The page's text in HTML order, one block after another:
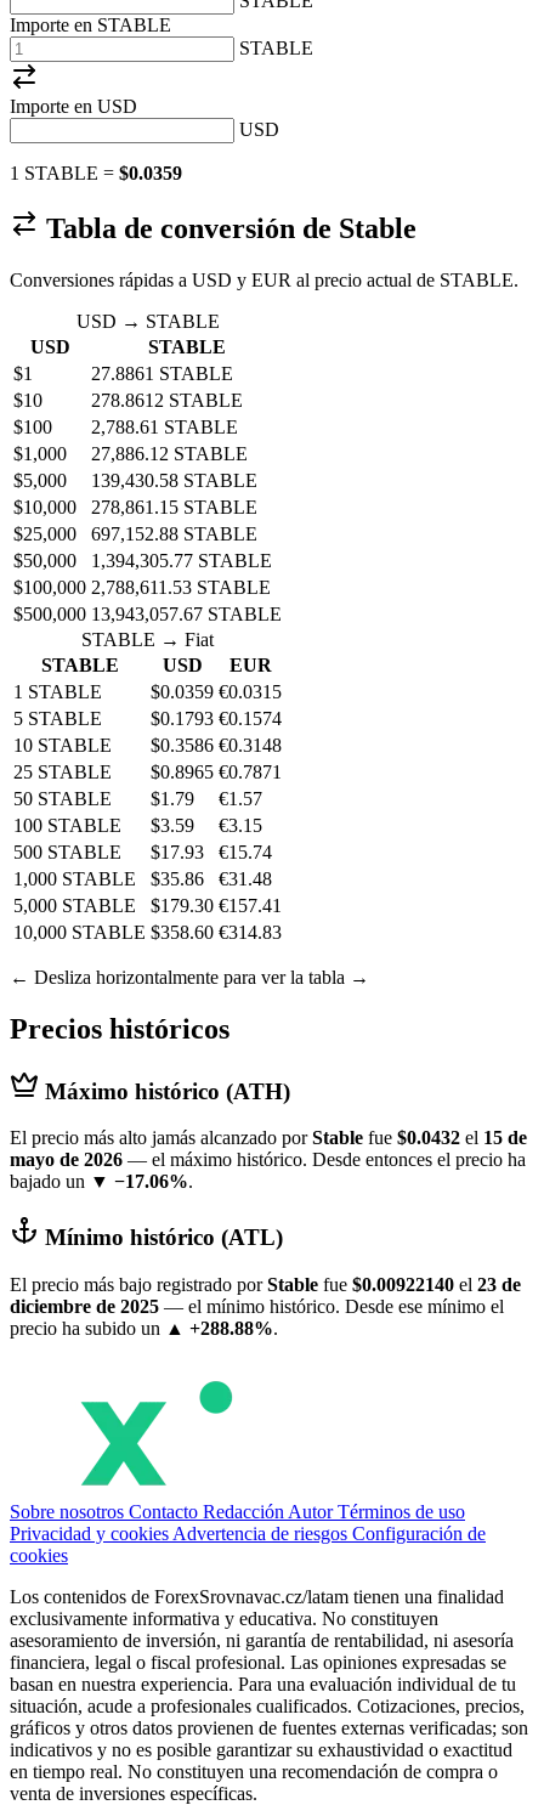
Importe en STABLE
STABLE
Importe en USD
USD
1 STABLE = $0.0359
Tabla de conversión de ​​Stable
Conversiones rápidas a USD y EUR al precio actual de STABLE.
USD → STABLE
USD
STABLE
$1
27.8861 STABLE
$10
278.8612 STABLE
$100
2,788.61 STABLE
$1,000
27,886.12 STABLE
$5,000
139,430.58 STABLE
$10,000
278,861.15 STABLE
$25,000
697,152.88 STABLE
$50,000
1,394,305.77 STABLE
$100,000 2,788,611.53 STABLE
$500,000 13,943,057.67 STABLE
STABLE → Fiat
STABLE
USD
EUR
1 STABLE
$0.0359 €0.0315
5 STABLE
$0.1793 €0.1574
10 STABLE
$0.3586 €0.3148
25 STABLE
$0.8965 €0.7871
50 STABLE
$1.79
€1.57
100 STABLE
$3.59
€3.15
500 STABLE
$17.93
€15.74
1,000 STABLE
$35.86
€31.48
5,000 STABLE
$179.30 €157.41
10,000 STABLE $358.60 €314.83
← Desliza horizontalmente para ver la tabla →
Precios históricos
Máximo histórico (ATH)
El precio más alto jamás alcanzado por​​Stable fue $0.0432 el 15 de
mayo de 2026 — el máximo histórico. Desde entonces el precio ha
bajado un ▼ −17.06%.
Mínimo histórico (ATL)
El precio más bajo registrado por​​Stable fue $0.00922140 el 23 de
diciembre de 2025 — el mínimo histórico. Desde ese mínimo el
precio ha subido un ▲ +288.88%.
Sobre nosotros Contacto Redacción AutorTérminos de uso
Privacidad y cookies Advertencia de riesgos Configuración de
cookies
Los contenidos de ForexSrovnavac.cz/latam tienen una finalidad
exclusivamente informativa y educativa. No constituyen
asesoramiento de inversión, ni garantía de rentabilidad, ni asesoría
financiera, legal o fiscal profesional. Las opiniones expresadas se
basan en nuestra experiencia. Para una evaluación individual de tu
situación, acude a profesionales cualificados. Cotizaciones, precios,
gráficos y otros datos provienen de fuentes externas verificadas; son
indicativos y no es posible garantizar su exhaustividad o exactitud
en tiempo real. No constituyen una recomendación de compra o
venta de inversiones específicas.